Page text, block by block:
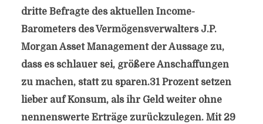
dritte Befragte des aktuellen Income-
Barometers des Vermögensverwalters J.P.
Morgan Asset Management der Aussage zu,
dass es schlauer sei, größere Anschaffungen
zu machen, statt zu sparen.31 Prozent setzen
lieber auf Konsum, als ihr Geld weiter ohne
nennenswerte Erträge zurückzulegen. Mit 29